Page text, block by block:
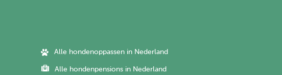
Alle hondenoppassen in Nederland
Alle hondenpensions in Nederland